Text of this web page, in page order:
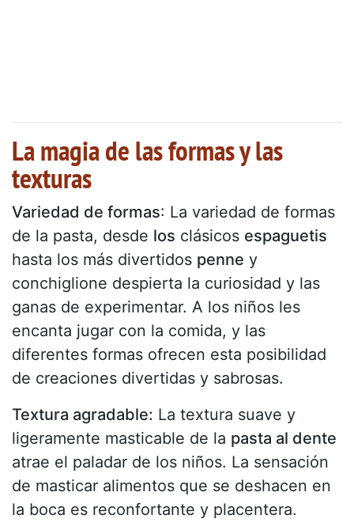
La magia de las formas y las
texturas
Variedad de formas: La variedad de formas
de la pasta, desde los clásicos espaguetis
hasta los más divertidos penne y
conchiglione despierta la curiosidad y las
ganas de experimentar. A los niños les
encanta jugar con la comida, y las
diferentes formas ofrecen esta posibilidad
de creaciones divertidas y sabrosas.
Textura agradable: La textura suave y
ligeramente masticable de la pasta al dente
atrae el paladar de los niños. La sensación
de masticar alimentos que se deshacen en
la boca es reconfortante y placentera.